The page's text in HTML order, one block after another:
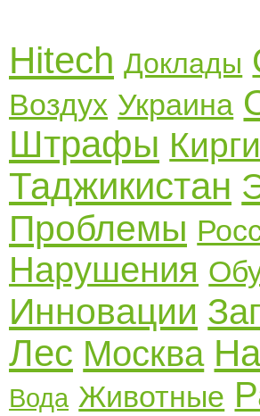
Hitech Доклады
Воздух Украина
Штрафы
Таджикистан
Проблемы
Нарушения
Инновации
Лес Москва
Вода Животные